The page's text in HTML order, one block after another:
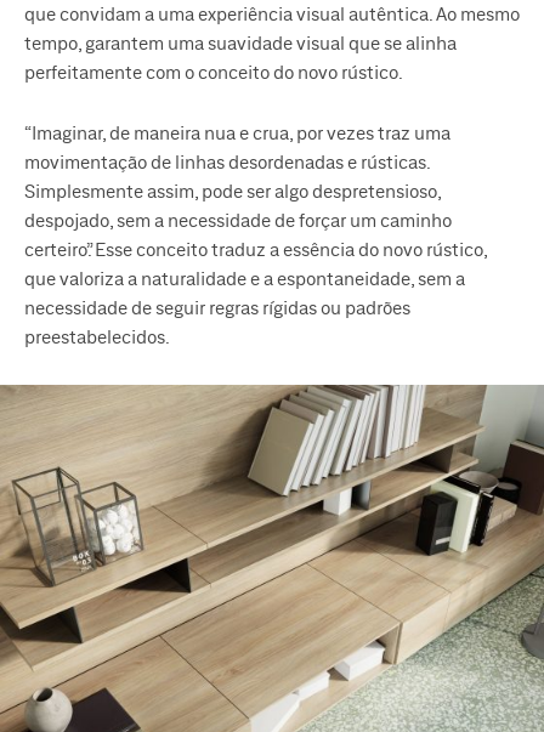
que convidam a uma experiência visual autêntica. Ao mesmo
tempo, garantem uma suavidade visual que se alinha
perfeitamente com o conceito do novo rústico.
“Imaginar, de maneira nua e crua, por vezes traz uma
movimentação de linhas desordenadas e rústicas.
Simplesmente assim, pode ser algo despretensioso,
despojado, sem a necessidade de forçar um caminho
certeiro”. Esse conceito traduz a essência do novo rústico,
que valoriza a naturalidade e a espontaneidade, sem a
necessidade de seguir regras rígidas ou padrões
preestabelecidos.